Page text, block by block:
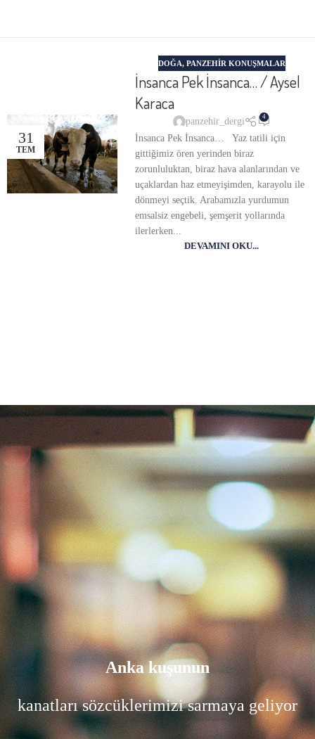
31
TEM
DOĞA, PANZEHIR KONUŞMALAR
İnsanca Pek İnsanca… / Aysel
Karaca
panzehir_dergi 4
İnsanca Pek İnsanca… Yaz tatili için
gittiğimiz ören yerinden biraz
zorunluluktan, biraz hava alanlarından ve
uçaklardan haz etmeyişimden, karayolu ile
dönmeyi seçtik. Arabamızla yurdumun
emsalsiz engebeli, şemşerit yollarında
ilerlerken...
DEVAMINI OKU...
Anka kuşunun
kanatları sözcüklerimizi sarmaya geliyor